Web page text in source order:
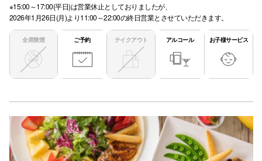
※15:00～17:00(平日)は営業休止としておりましたが、
2026年1月26日(月)より11:00～22:00の終日営業とさせていただきます。
全席禁煙 ご予約 テイクアウト アルコール お子様サービス